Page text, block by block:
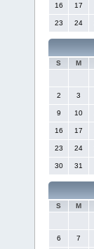
16 17
23 24
S M
2 3
9 10
16 17
23 24
30 31
S M
6 7